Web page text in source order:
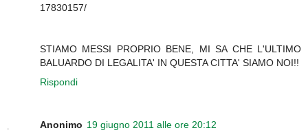
17830157/
STIAMO MESSI PROPRIO BENE, MI SA CHE L'ULTIMO
BALUARDO DI LEGALITA' IN QUESTA CITTA' SIAMO NOI!!
Rispondi
Anonimo 19 giugno 2011 alle ore 20:12